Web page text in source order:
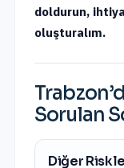
doldurun,
oluşturalım.
Trabzon
Sorulan
Diğer